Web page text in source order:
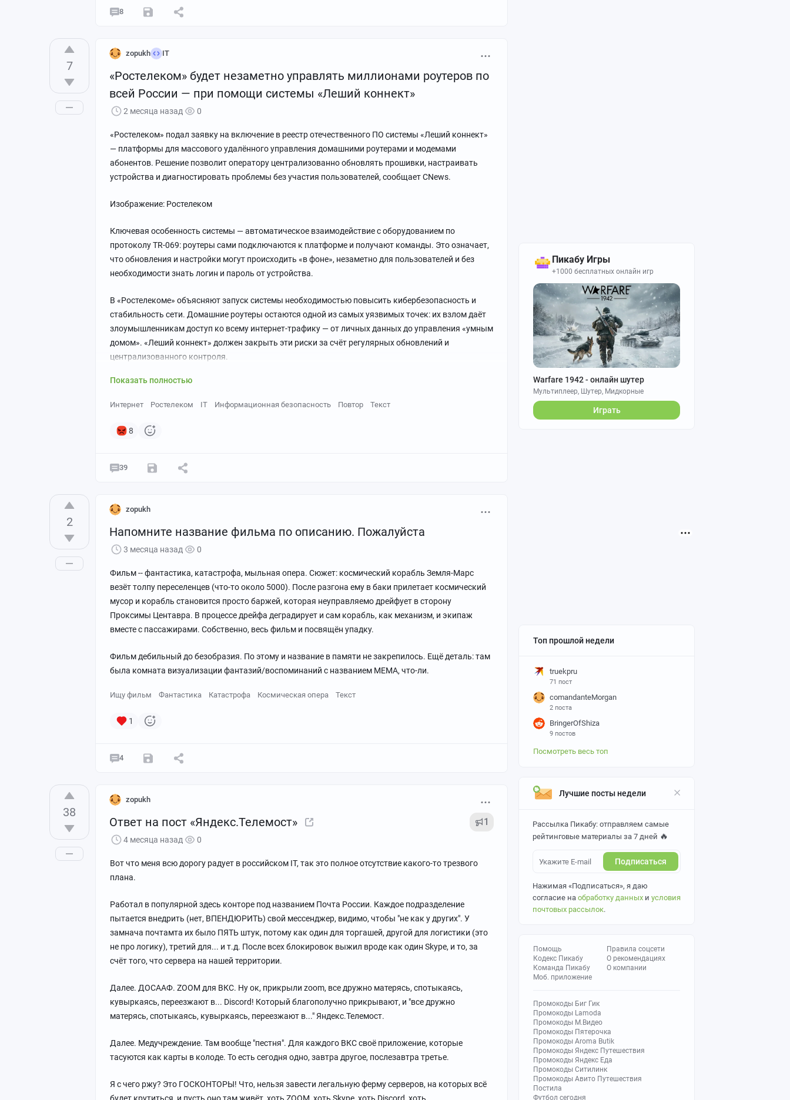
Пикабу Игры
+1000 бесплатных онлайн игр
Warfare 1942 - онлайн шутер
Мультиплеер, Шутер, Мидкорные
Играть
Топ прошлой недели
truekpru
71 пост
comandanteMorgan
2 поста
BringerOfShiza
9 постов
Посмотреть весь топ
Лучшие посты недели
Рассылка Пикабу: отправляем самые
рейтинговые материалы за 7 дней 🔥
Подписаться
Нажимая «Подписаться», я даю
согласие на обработку данных и условия
почтовых рассылок.
Помощь
Кодекс Пикабу
Команда Пикабу
Моб. приложение
Правила соцсети
О рекомендациях
О компании
Промокоды Биг Гик
Промокоды Lamoda
Промокоды М.Видео
Промокоды Пятерочка
Промокоды Aroma Butik
Промокоды Яндекс Путешествия
Промокоды Яндекс Еда
Промокоды Ситилинк
Промокоды Авито Путешествия
Постила
Футбол сегодня
8
7
zopukh IT
«Ростелеком» будет незаметно управлять миллионами роутеров по
всей России — при помощи системы «Леший коннект»
2 месяца назад 0
«Ростелеком» подал заявку на включение в реестр отечественного ПО системы «Леший коннект»
— платформы для массового удалённого управления домашними роутерами и модемами
абонентов. Решение позволит оператору централизованно обновлять прошивки, настраивать
устройства и диагностировать проблемы без участия пользователей, сообщает CNews.
Изображение: Ростелеком
Ключевая особенность системы — автоматическое взаимодействие с оборудованием по
протоколу TR-069: роутеры сами подключаются к платформе и получают команды. Это означает,
что обновления и настройки могут происходить «в фоне», незаметно для пользователей и без
необходимости знать логин и пароль от устройства.
В «Ростелекоме» объясняют запуск системы необходимостью повысить кибербезопасность и
стабильность сети. Домашние роутеры остаются одной из самых уязвимых точек: их взлом даёт
злоумышленникам доступ ко всему интернет-трафику — от личных данных до управления «умным
домом». «Леший коннект» должен закрыть эти риски за счёт регулярных обновлений и
централизованного контроля.
Показать полностью
Интернет Ростелеком IT Информационная безопасность Повтор Текст
8
39
2
zopukh
Напомните название фильма по описанию. Пожалуйста
3 месяца назад 0
Фильм -- фантастика, катастрофа, мыльная опера. Сюжет: космический корабль Земля-Марс
везёт толпу переселенцев (что-то около 5000). После разгона ему в баки прилетает космический
мусор и корабль становится просто баржей, которая неуправляемо дрейфует в сторону
Проксимы Центавра. В процессе дрейфа деградирует и сам корабль, как механизм, и экипаж
вместе с пассажирами. Собственно, весь фильм и посвящён упадку.
Фильм дебильный до безобразия. По этому и название в памяти не закрепилось. Ещё деталь: там
была комната визуализации фантазий/воспоминаний с названием МЕМА, что-ли.
Ищу фильм Фантастика Катастрофа Космическая опера Текст
1
4
38
zopukh
Ответ на пост «Яндекс.Телемост» 1
4 месяца назад 0
Вот что меня всю дорогу радует в российском IT, так это полное отсутствие какого-то трезвого
плана.
Работал в популярной здесь конторе под названием Почта России. Каждое подразделение
пытается внедрить (нет, ВПЕНДЮРИТЬ) свой мессенджер, видимо, чтобы "не как у других". У
замнача почтамта их было ПЯТЬ штук, потому как один для торгашей, другой для логистики (это
не про логику), третий для... и т.д. После всех блокировок выжил вроде как один Skype, и то, за
счёт того, что сервера на нашей территории.
Далее. ДОСААФ. ZOOM для ВКС. Ну ок, прикрыли zoom, все дружно матерясь, спотыкаясь,
кувыркаясь, переезжают в... Discord! Который благополучно прикрывают, и "все дружно
матерясь, спотыкаясь, кувыркаясь, переезжают в..." Яндекс.Телемост.
Далее. Медучреждение. Там вообще "пестня". Для каждого ВКС своё приложение, которые
тасуются как карты в колоде. То есть сегодня одно, завтра другое, послезавтра третье.
Я с чего ржу? Это ГОСКОНТОРЫ! Что, нельзя завести легальную ферму серверов, на которых всё